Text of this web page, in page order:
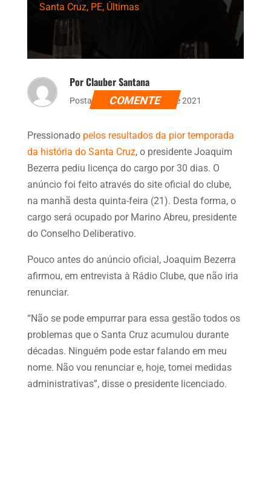
Santa Cruz, PE, Últimas
Por Clauber Santana
Postado dia 20 de outubro de 2021
COMENTE
Pressionado pelos resultados da pior temporada
da história do Santa Cruz, o presidente Joaquim
Bezerra pediu licença do cargo por 30 dias. O
anúncio foi feito através do site oficial do clube,
na manhã desta quinta-feira (21). Desta forma, o
cargo será ocupado por Marino Abreu, presidente
do Conselho Deliberativo.
Pouco antes do anúncio oficial, Joaquim Bezerra
afirmou, em entrevista à Rádio Clube, que não iria
renunciar.
“Não se pode empurrar para essa gestão todos os
problemas que o Santa Cruz acumulou durante
décadas. Ninguém pode estar falando em meu
nome. Não vou renunciar e, hoje, tomei medidas
administrativas”, disse o presidente licenciado.